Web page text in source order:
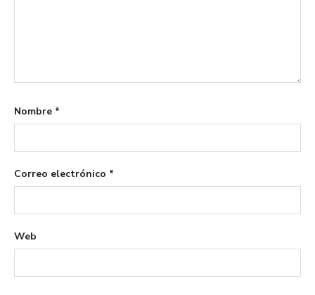
Nombre *
Correo electrónico *
Web